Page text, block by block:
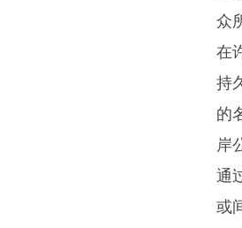
众
在
持
的
岸
通
或